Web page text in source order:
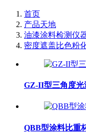
首页
产品天地
油漆涂料检测仪
密度遮盖比色粉
GZ-II型三角度光
QBB型涂料比重